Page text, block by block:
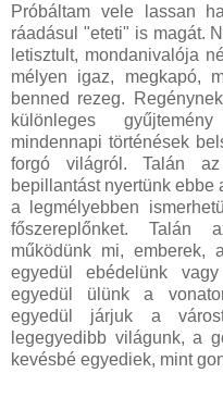
Próbáltam vele lassan
ráadásul "eteti" is magát.
letisztult, mondanivalója
mélyen igaz, megkapó,
benned rezeg.
különleges
mindennapi történések
forgó világról. Talán
bepillantást nyertünk ebbe
a legmélyebben
főszereplőnket. Talán
működünk mi, emberek,
egyedül ebédelünk
egyedül ülünk a
egyedül járjuk a
legegyedibb világunk, a
kevésbé egyediek, mint